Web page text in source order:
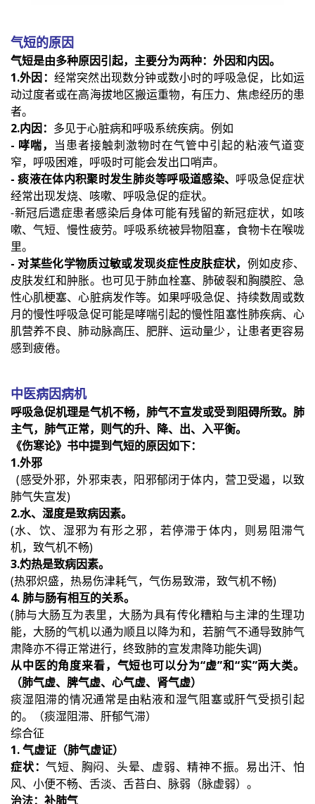
气短的原因
气短是由多种原因引起，主要分为两种：外因和内因。
1.外因： 经常突然出现数分钟或数小时的呼吸急促，比如运
动过度者或在高海拔地区搬运重物，有压力、焦虑经历的患
者。
2.内因： 多见于心脏病和呼吸系统疾病。例如
- 哮喘， 当患者接触刺激物时在气管中引起的粘液气道变
窄，呼吸困难，呼吸时可能会发出口哨声。
- 痰液在体内积聚时发生肺炎等呼吸道感染、 呼吸急促症状
经常出现发烧、咳嗽、呼吸急促的症状。
-新冠后遗症患者感染后身体可能有残留的新冠症状，如咳
嗽、气短、慢性疲劳。呼吸系统被异物阻塞，食物卡在喉咙
里。
- 对某些化学物质过敏或发现炎症性皮肤症状， 例如皮疹、
皮肤发红和肿胀。也可见于肺血栓塞、肺破裂和胸膜腔、急
性心肌梗塞、心脏病发作等。如果呼吸急促、持续数周或数
月的慢性呼吸急促可能是哮喘引起的慢性阻塞性肺疾病、心
肌营养不良、肺动脉高压、肥胖、运动量少，让患者更容易
感到疲倦。
中医病因病机
呼吸急促机理是气机不畅，肺气不宣发或受到阻碍所致。肺
主气，肺气正常，则气的升、降、出、入平衡。
《伤寒论》书中提到气短的原因如下：
1.外邪
(感受外邪，外邪束表，阳邪郁闭于体内，营卫受遏，以致
肺气失宣发)
2.水、湿度是致病因素。
(水、饮、湿邪为有形之邪，若停滞于体内，则易阻滞气
机，致气机不畅)
3.灼热是致病因素。
(热邪炽盛，热易伤津耗气，气伤易致滞，致气机不畅)
4. 肺与肠有相互的关系。
(肺与大肠互为表里，大肠为具有传化糟粕与主津的生理功
能，大肠的气机以通为顺且以降为和，若腑气不通导致肺气
肃降亦不得正常进行，终致肺的宣发肃降功能失调)
从中医的角度来看，气短也可以分为“虚”和“实”两大类。
（肺气虚、脾气虚、心气虚、肾气虚）
痰湿阻滞的情况通常是由粘液和湿气阻塞或肝气受损引起
的。（痰湿阻滞、肝郁气滞）
综合征
1. 气虚证（肺气虚证）
症状：气短、胸闷、头晕、虚弱、精神不振。易出汗、怕
风、小便不畅、舌淡、舌苔白、脉弱（脉虚弱）。
治法：补肺气